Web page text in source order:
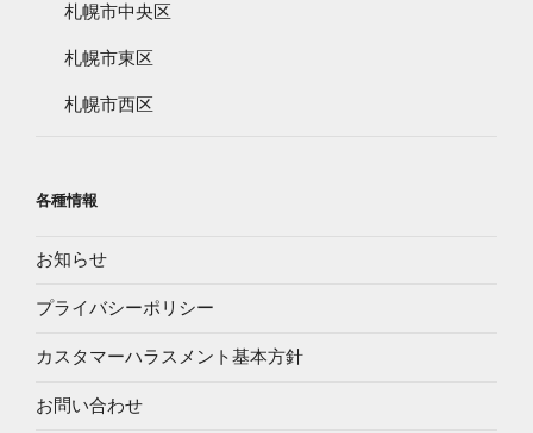
札幌市中央区
札幌市東区
札幌市西区
各種情報
お知らせ
プライバシーポリシー
カスタマーハラスメント基本方針
お問い合わせ